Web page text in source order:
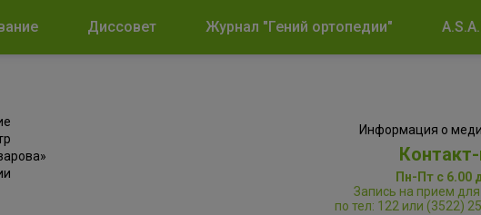
Диссовет Журнал "Гений ортопедии"
Информация о
Пн-Пт с 6.00
Запись на прием для
по тел: 122 или (3522)